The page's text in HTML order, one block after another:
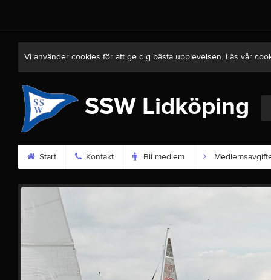
Vi använder cookies för att ge dig bästa upplevelsen. Läs vår
SSW Lidköping
Start Kontakt Bli medlem